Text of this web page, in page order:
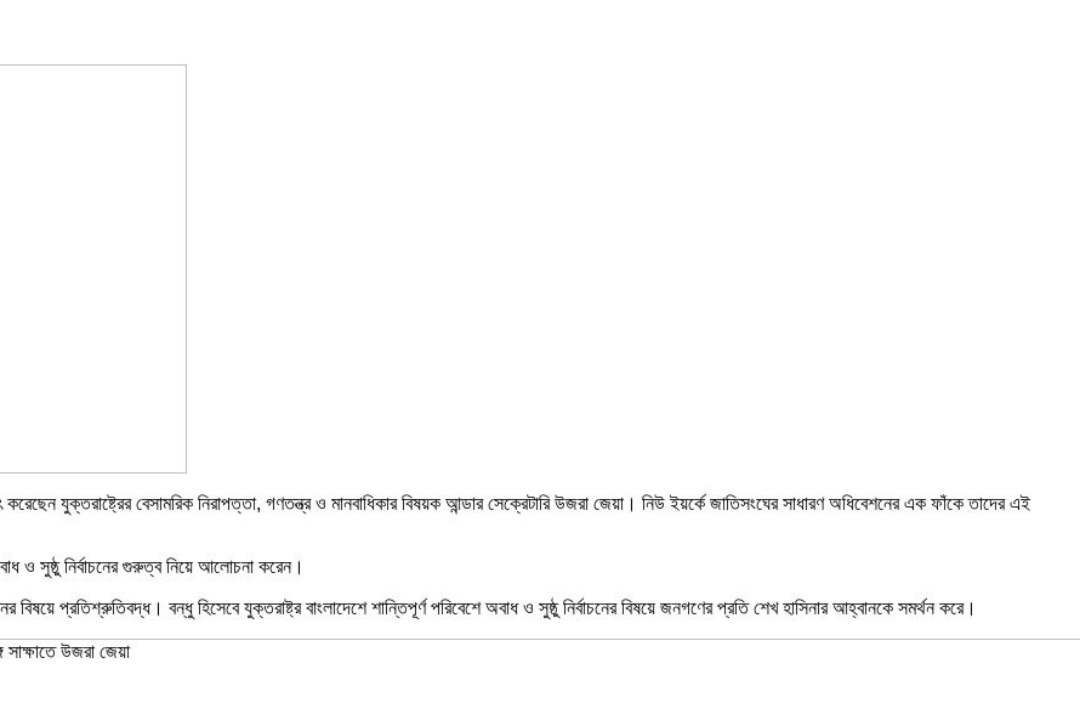
করেছেন যুক্তরাষ্ট্রের বেসামরিক নিরাপত্তা, গণতন্ত্র ও মানবাধিকার বিষয়ক আন্ডার সেক্রেটারি উজরা জেয়া। নিউ ইয়র্কে জাতিসংঘের সাধারণ অধিবেশনের এক ফাঁকে তাদের এই
ও সুষ্ঠু নির্বাচনের গুরুত্ব নিয়ে আলোচনা করেন।
বিষয়ে প্রতিশ্রুতিবদ্ধ। বন্ধু হিসেবে যুক্তরাষ্ট্র বাংলাদেশে শান্তিপূর্ণ পরিবেশে অবাধ ও সুষ্ঠু নির্বাচনের বিষয়ে জনগণের প্রতি শেখ হাসিনার আহ্বানকে সমর্থন করে।